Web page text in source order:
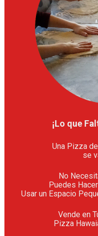
¡Lo que
Una Pizza
se
No
Puedes
Usar un Espacio
Vende en
Pizza